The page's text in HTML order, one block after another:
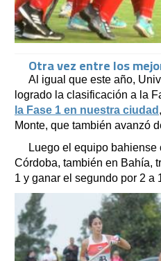
Otra vez entre los
Al igual que este año,
logrado la clasificación a la
la Fase 1 en nuestra ciudad
Monte, que también avanzó
Luego el equipo
Córdoba, también en Bahía,
1 y ganar el segundo por 2 a